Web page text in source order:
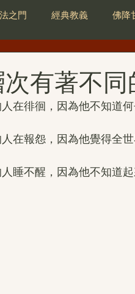
之門 經典教義 佛降
公告
世多杰羌佛文化藝術館
有著不
在徘徊，因為他不知道何
在報怨，因為他覺得全世
睡不醒，因為他不知道